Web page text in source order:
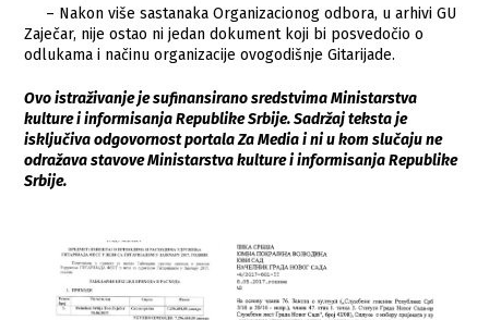
– Nakon više sastanaka Organizacionog odbora, u arhivi GU
Zaječar, nije ostao ni jedan dokument koji bi posvedočio o
odlukama i načinu organizacije ovogodišnje Gitarijade.
Ovo istraživanje je sufinansirano sredstvima Ministarstva
kulture i informisanja Republike Srbije. Sadržaj teksta je
isključiva odgovornost portala Za Media i ni u kom slučaju ne
odražava stavove Ministarstva kulture i informisanja Republike
Srbije.